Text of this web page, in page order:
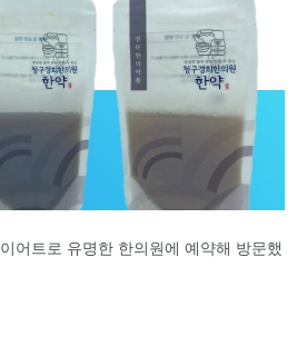
어트로 유명한 한의원에 예약해 방문했